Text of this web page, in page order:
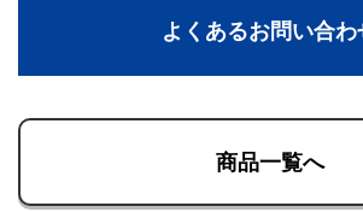
よくあるお問い合わ
商品一覧へ